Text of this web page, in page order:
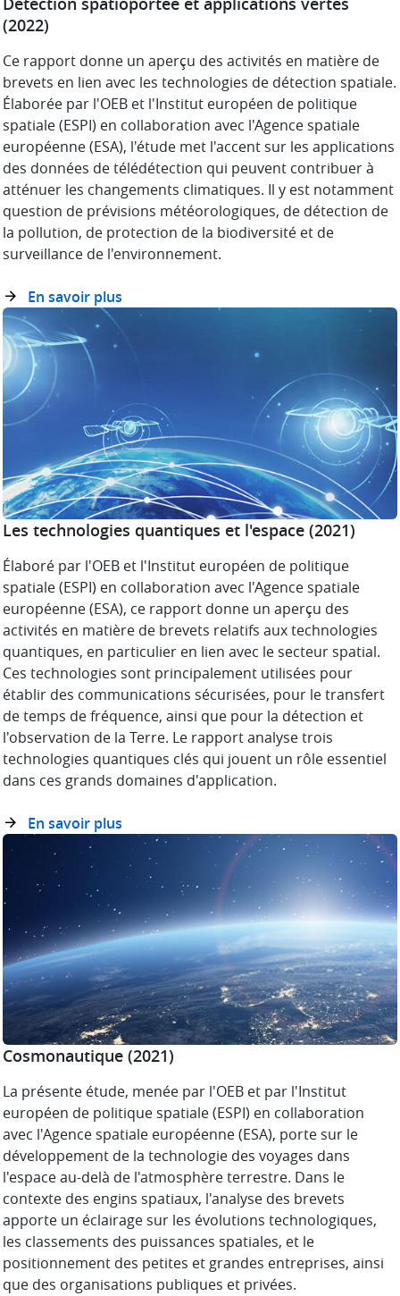
(2022)
Ce rapport donne un aperçu des activités en matière de
brevets en lien avec les technologies de détection spatiale.
Élaborée par l'OEB et l'Institut européen de politique
spatiale (ESPI) en collaboration avec l'Agence spatiale
européenne (ESA), l'étude met l'accent sur les applications
des données de télédétection qui peuvent contribuer à
atténuer les changements climatiques. Il y est notamment
question de prévisions météorologiques, de détection de
la pollution, de protection de la biodiversité et de
surveillance de l'environnement.
En savoir plus
Les technologies quantiques et l'espace (2021)
Élaboré par l'OEB et l'Institut européen de politique
spatiale (ESPI) en collaboration avec l'Agence spatiale
européenne (ESA), ce rapport donne un aperçu des
activités en matière de brevets relatifs aux technologies
quantiques, en particulier en lien avec le secteur spatial.
Ces technologies sont principalement utilisées pour
établir des communications sécurisées, pour le transfert
de temps de fréquence, ainsi que pour la détection et
l'observation de la Terre. Le rapport analyse trois
technologies quantiques clés qui jouent un rôle essentiel
dans ces grands domaines d'application.
En savoir plus
Cosmonautique (2021)
La présente étude, menée par l'OEB et par l'Institut
européen de politique spatiale (ESPI) en collaboration
avec l'Agence spatiale européenne (ESA), porte sur le
développement de la technologie des voyages dans
l'espace au-delà de l'atmosphère terrestre. Dans le
contexte des engins spatiaux, l'analyse des brevets
apporte un éclairage sur les évolutions technologiques,
les classements des puissances spatiales, et le
positionnement des petites et grandes entreprises, ainsi
que des organisations publiques et privées.